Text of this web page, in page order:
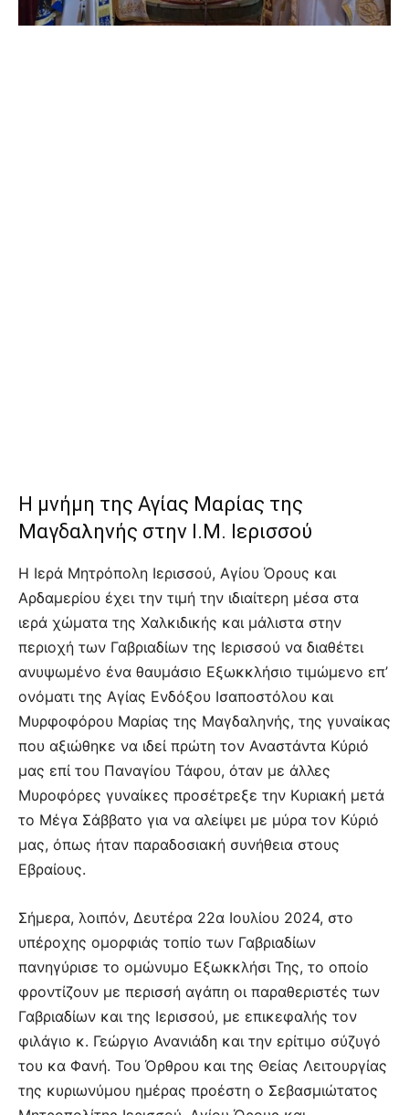
Η μνήμη της Αγίας Μαρίας της
Μαγδαληνής στην Ι.Μ. Ιερισσού
Η Ιερά Μητρόπολη Ιερισσού, Αγίου Όρους και
Αρδαμερίου έχει την τιμή την ιδιαίτερη μέσα στα
ιερά χώματα της Χαλκιδικής και μάλιστα στην
περιοχή των Γαβριαδίων της Ιερισσού να διαθέτει
ανυψωμένο ένα θαυμάσιο Εξωκκλήσιο τιμώμενο επ’
ονόματι της Αγίας Ενδόξου Ισαποστόλου και
Μυρφοφόρου Μαρίας της Μαγδαληνής, της γυναίκας
που αξιώθηκε να ιδεί πρώτη τον Αναστάντα Κύριό
μας επί του Παναγίου Τάφου, όταν με άλλες
Μυροφόρες γυναίκες προσέτρεξε την Κυριακή μετά
το Μέγα Σάββατο για να αλείψει με μύρα τον Κύριό
μας, όπως ήταν παραδοσιακή συνήθεια στους
Εβραίους.
Σήμερα, λοιπόν, Δευτέρα 22α Ιουλίου 2024, στο
υπέροχης ομορφιάς τοπίο των Γαβριαδίων
πανηγύρισε το ομώνυμο Εξωκκλήσι Της, το οποίο
φροντίζουν με περισσή αγάπη οι παραθεριστές των
Γαβριαδίων και της Ιερισσού, με επικεφαλής τον
φιλάγιο κ. Γεώργιο Ανανιάδη και την ερίτιμο σύζυγό
του κα Φανή. Του Όρθρου και της Θείας Λειτουργίας
της κυριωνύμου ημέρας προέστη ο Σεβασμιώτατος